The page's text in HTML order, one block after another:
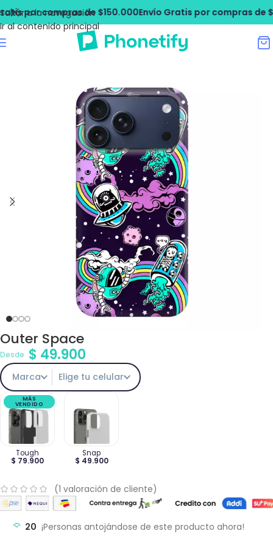
Saltar a la navegación
Ir al contenido principal
por compras de $150.000Envío Gratis por compras de
Outer Space
Desde $ 49.900
Marca Elige tu celular
Tough
$ 79.900
MÁS
VENDIDO
Snap
$ 49.900
(1 valoración de cliente)
20 ¡Personas antojándose de este producto ahora!